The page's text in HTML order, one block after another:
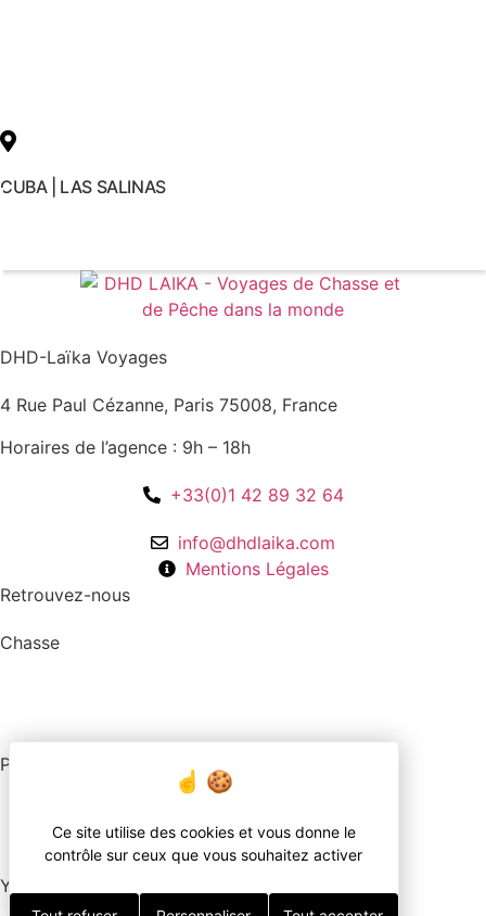
CUBA | LAS SALINAS
DHD-Laïka Voyages
4 Rue Paul Cézanne, Paris 75008, France
Horaires de l’agence : 9h – 18h
+33(0)1 42 89 32 64
info@dhdlaika.com
Mentions Légales
Retrouvez-nous
Chasse
Pêche
YouTube
Ce site utilise des cookies et vous donne le
contrôle sur ceux que vous souhaitez activer